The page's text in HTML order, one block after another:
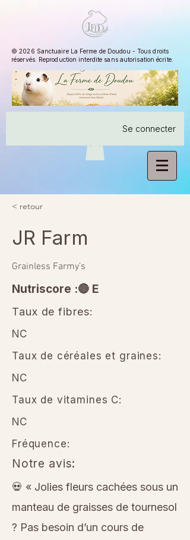
© 2026 Sanctuaire La Ferme de Doudou - Tous droits
réservés. Reproduction interdite sans autorisation écrite.
Se connecter
< retour
JR Farm
Grainless Farmy’s
Nutriscore :🔴 E
Taux de fibres:
NC
Taux de céréales et graines:
NC
Taux de vitamines C:
NC
Fréquence:
Notre avis:
💀 « Jolies fleurs cachées sous un
manteau de graisses de tournesol
? Pas besoin d’un cours de